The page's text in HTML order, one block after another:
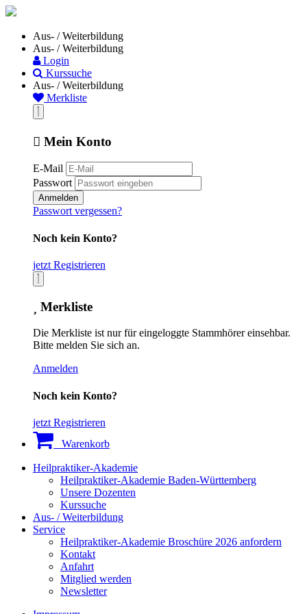
Aus- / Weiterbildung
Aus- / Weiterbildung
Login
Kurssuche
Aus- / Weiterbildung
Merkliste
Mein Konto
E-Mail
Passwort
Anmelden
Passwort vergessen?
Noch kein Konto?
jetzt Registrieren
Merkliste
Die Merkliste ist nur für eingeloggte Stammhörer einsehbar.
Bitte melden Sie sich an.
Anmelden
Noch kein Konto?
jetzt Registrieren
Warenkorb
Heilpraktiker-Akademie
Heilpraktiker-Akademie Baden-Württemberg
Unsere Dozenten
Kurssuche
Aus- / Weiterbildung
Service
Heilpraktiker-Akademie Broschüre 2026 anfordern
Kontakt
Anfahrt
Mitglied werden
Newsletter